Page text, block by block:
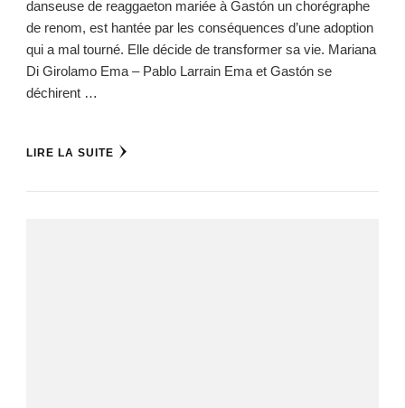
danseuse de reaggaeton mariée à Gastón un chorégraphe
de renom, est hantée par les conséquences d’une adoption
qui a mal tourné. Elle décide de transformer sa vie. Mariana
Di Girolamo Ema – Pablo Larrain Ema et Gastón se
déchirent …
LIRE LA SUITE